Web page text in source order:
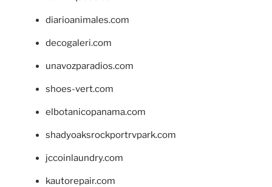
diarioanimales.com
decogaleri.com
unavozparadios.com
shoes-vert.com
elbotanicopanama.com
shadyoaksrockportrvpark.com
jccoinlaundry.com
kautorepair.com